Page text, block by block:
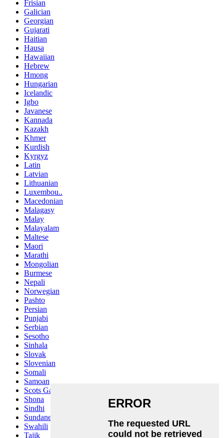
Frisian
Galician
Georgian
Gujarati
Haitian
Hausa
Hawaiian
Hebrew
Hmong
Hungarian
Icelandic
Igbo
Javanese
Kannada
Kazakh
Khmer
Kurdish
Kyrgyz
Latin
Latvian
Lithuanian
Luxembou..
Macedonian
Malagasy
Malay
Malayalam
Maltese
Maori
Marathi
Mongolian
Burmese
Nepali
Norwegian
Pashto
Persian
Punjabi
Serbian
Sesotho
Sinhala
Slovak
Slovenian
Somali
Samoan
Scots Gaelic
Shona
Sindhi
Sundanese
Swahili
Tajik